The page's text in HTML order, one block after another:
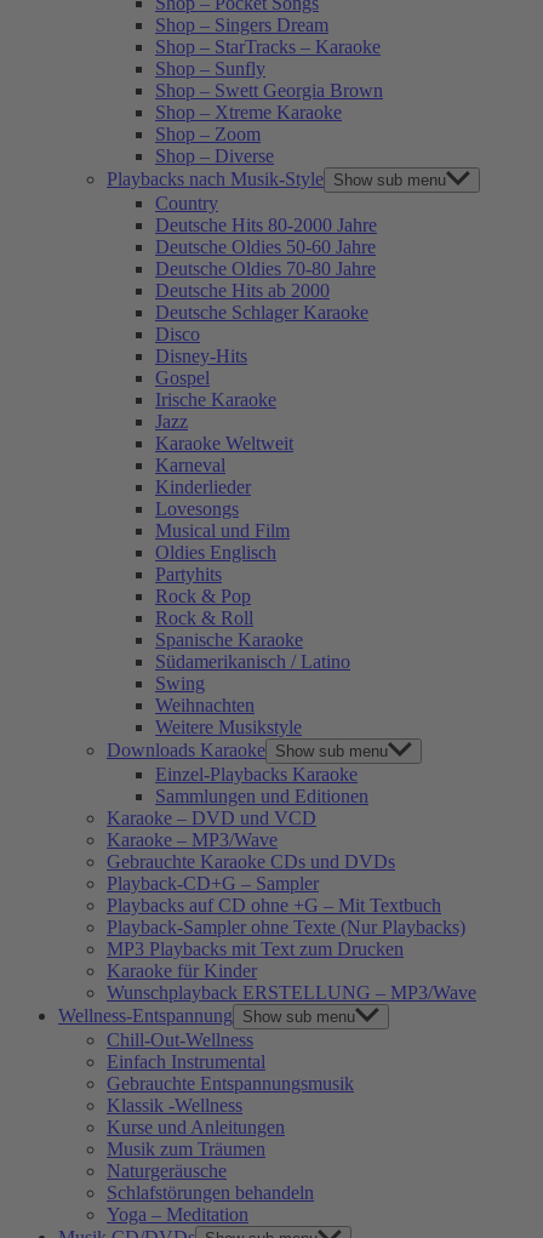
Shop – Singers Dream
Shop – StarTracks – Karaoke
Shop – Sunfly
Shop – Swett Georgia Brown
Shop – Xtreme Karaoke
Shop – Zoom
Shop – Diverse
Playbacks nach Musik-Style Show sub menu
Country
Deutsche Hits 80-2000 Jahre
Deutsche Oldies 50-60 Jahre
Deutsche Oldies 70-80 Jahre
Deutsche Hits ab 2000
Deutsche Schlager Karaoke
Disco
Disney-Hits
Gospel
Irische Karaoke
Jazz
Karaoke Weltweit
Karneval
Kinderlieder
Lovesongs
Musical und Film
Oldies Englisch
Partyhits
Rock & Pop
Rock & Roll
Spanische Karaoke
Südamerikanisch / Latino
Swing
Weihnachten
Weitere Musikstyle
Downloads Karaoke Show sub menu
Einzel-Playbacks Karaoke
Sammlungen und Editionen
Karaoke – DVD und VCD
Karaoke – MP3/Wave
Gebrauchte Karaoke CDs und DVDs
Playback-CD+G – Sampler
Playbacks auf CD ohne +G – Mit Textbuch
Playback-Sampler ohne Texte (Nur Playbacks)
MP3 Playbacks mit Text zum Drucken
Karaoke für Kinder
Wunschplayback ERSTELLUNG – MP3/Wave
Wellness-Entspannung
Show sub menu
Chill-Out-Wellness
Einfach Instrumental
Gebrauchte Entspannungsmusik
Klassik -Wellness
Kurse und Anleitungen
Musik zum Träumen
Naturgeräusche
Schlafstörungen behandeln
Yoga – Meditation